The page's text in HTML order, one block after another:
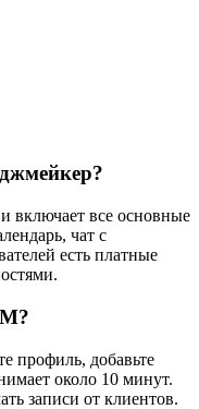
включает все основные
чат с
есть платные
профиль, добавьте
около 10 минут.
записи от клиентов.